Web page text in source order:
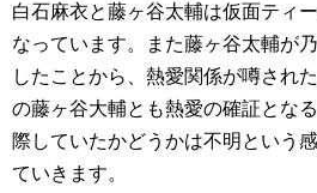
白石麻衣と藤ヶ谷太輔は仮面ティ
なっています。また藤ヶ谷太輔が
したことから、熱愛関係が噂され
の藤ヶ谷大輔とも熱愛の確証とな
際していたかどうかは不明という
ていきます。